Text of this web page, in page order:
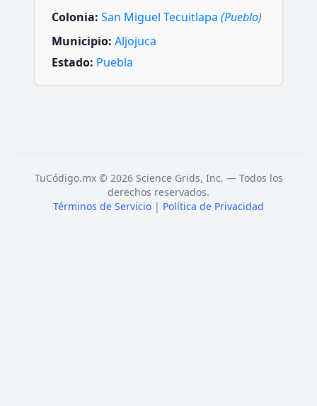
Colonia: San Miguel Tecuitlapa (Pueblo)
Municipio: Aljojuca
Estado: Puebla
TuCódigo.mx © 2026 Science Grids, Inc. — Todos los
derechos reservados.
Términos de Servicio | Política de Privacidad